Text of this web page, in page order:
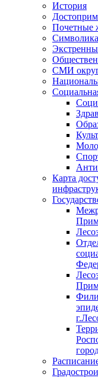
История
Почетные
Символика
СМИ
Карта